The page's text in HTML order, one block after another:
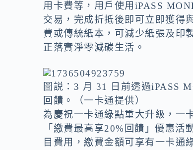
用卡費等，用戶使用iPASS
交易，完成折抵後即可立即獲得
費或傳統紙本，可減少紙張及印
正落實淨零減碳生活。
圖説：3 月 31 日前透過iPASS
回饋。（一卡通提供）
為慶祝一卡通綠點重大升級，一
「繳費最高享20%回饋」優惠
目費用，繳費金額可享有一卡通